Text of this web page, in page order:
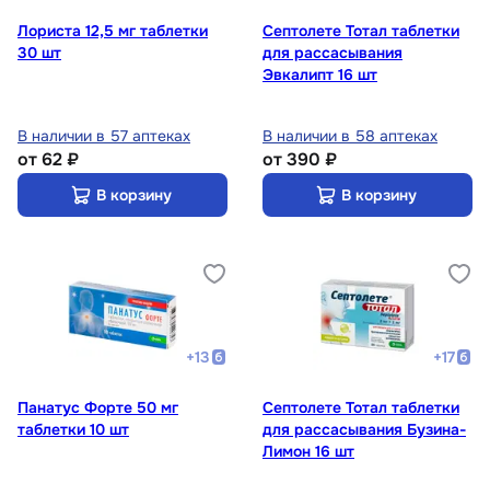
Лориста 12,5 мг таблетки
30 шт
В наличии в 57 аптеках
от62 ₽
В корзину
Септолете Тотал таблетки
для рассасывания
Эвкалипт 16 шт
В наличии в 58 аптеках
от390 ₽
В корзину
+13
Панатус Форте 50 мг
таблетки 10 шт
+17
Септолете Тотал таблетки
для рассасывания Бузина-
Лимон 16 шт